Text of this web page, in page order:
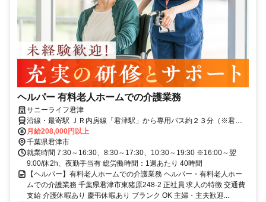
ヘルパー 有料老人ホームでの介護業務
サニーライフ君津
沿線・最寄駅 ＪＲ内房線「君津駅」から専用バス約２３分（※君津
駅より送迎有）マイカー・バイク通勤可（無料駐車場有）
月給208,000円以上
千葉県君津市
就業時間 7:30～16:30、8:30～17:30、10:30～19:30 ※16:00～翌
9:00/休2h、夜勤手当有 総労働時間：1週あたり 40時間
【ヘルパー】有料老人ホームでの介護業務 ヘルパー・有料老人ホー
ムでの介護業務 千葉県君津市東猪原248-2 正社員 求人の特徴 交通費
支給 介護休暇あり 慶弔休暇あり ブランク OK 主婦・主夫歓迎...